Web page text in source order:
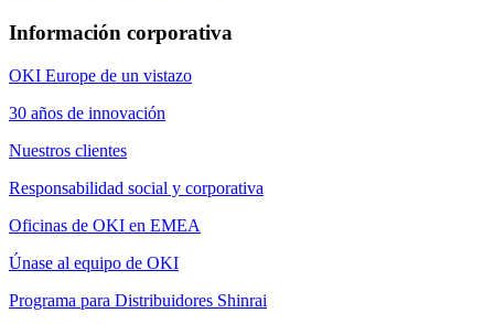
Información corporativa
OKI Europe de un vistazo
30 años de innovación
Nuestros clientes
Responsabilidad social y corporativa
Oficinas de OKI en EMEA
Únase al equipo de OKI
Programa para Distribuidores Shinrai